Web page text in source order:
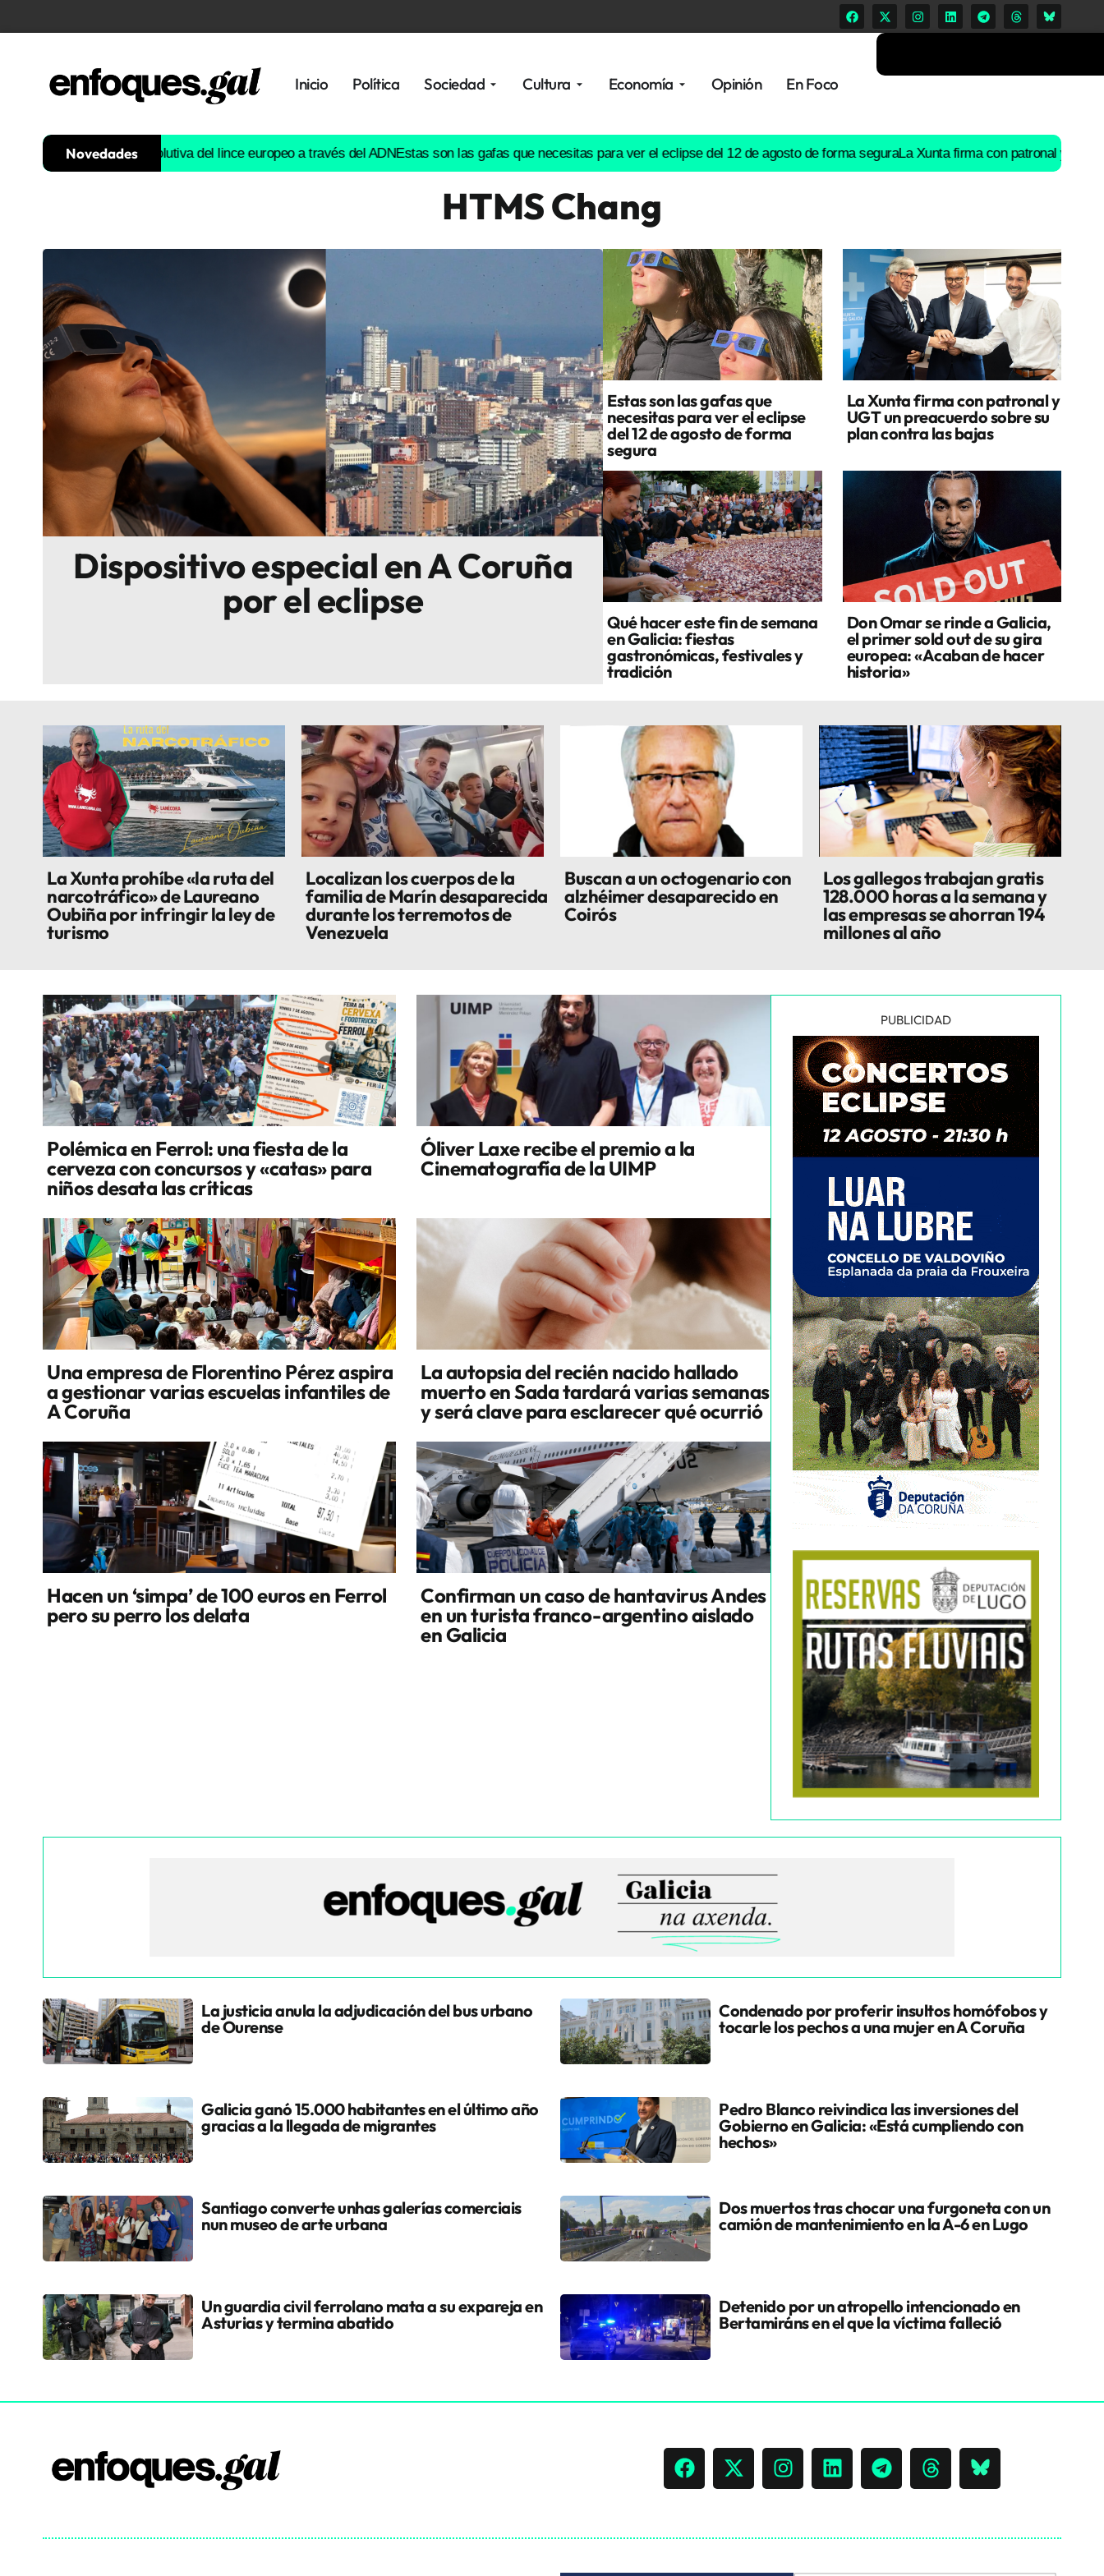
Inicio Política Sociedad Cultura Economía Opinión En Foco
Histórica
Gastronomía
Escenarios
Novedades
la historia evolutiva del lince europeo a través del ADN Estas son las gafas que necesitas para ver el eclipse del 12 de agosto de forma seguraLa Xunta firma con patronal y UGT un
HTMS Chang
Dispositivo especial en A Coruña
por el eclipse
Estas son las gafas que
necesitas para ver el eclipse
del 12 de agosto de forma
segura
La Xunta firma con patronal y
UGT un preacuerdo sobre su
plan contra las bajas
Qué hacer este fin de semana
en Galicia: fiestas
gastronómicas, festivales y
tradición
Don Omar se rinde a Galicia,
el primer sold out de su gira
europea: «Acaban de hacer
historia»
La Xunta prohíbe «la ruta del
narcotráfico» de Laureano
Oubiña por infringir la ley de
turismo
Localizan los cuerpos de la
familia de Marín desaparecida
durante los terremotos de
Venezuela
Buscan a un octogenario con
alzhéimer desaparecido en
Coirós
Los gallegos trabajan gratis
128.000 horas a la semana y
las empresas se ahorran 194
millones al año
Polémica en Ferrol: una fiesta de la
cerveza con concursos y «catas» para
niños desata las críticas
Óliver Laxe recibe el premio a la
Cinematografía de la UIMP
Una empresa de Florentino Pérez aspira
a gestionar varias escuelas infantiles de
A Coruña
La autopsia del recién nacido hallado
muerto en Sada tardará varias semanas
y será clave para esclarecer qué ocurrió
Hacen un ‘simpa’ de 100 euros en Ferrol
pero su perro los delata
Confirman un caso de hantavirus Andes
en un turista franco-argentino aislado
en Galicia
PUBLICIDAD
La justicia anula la adjudicación del bus urbano
de Ourense
Condenado por proferir insultos homófobos y
tocarle los pechos a una mujer en A Coruña
Galicia ganó 15.000 habitantes en el último año
gracias a la llegada de migrantes
Pedro Blanco reivindica las inversiones del
Gobierno en Galicia: «Está cumpliendo con
hechos»
Santiago converte unhas galerías comerciais
nun museo de arte urbana
Dos muertos tras chocar una furgoneta con un
camión de mantenimiento en la A-6 en Lugo
Un guardia civil ferrolano mata a su expareja en
Asturias y termina abatido
Detenido por un atropello intencionado en
Bertamiráns en el que la víctima falleció